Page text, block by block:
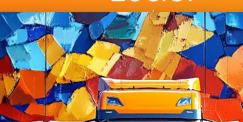
ss_administrator 22 kwietnia,